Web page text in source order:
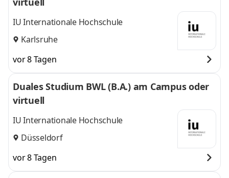
IU Internationale Hochschule
Karlsruhe
vor 8 Tagen
Duales Studium BWL (B.A.) am Campus oder
virtuell
IU Internationale Hochschule
Düsseldorf
vor 8 Tagen